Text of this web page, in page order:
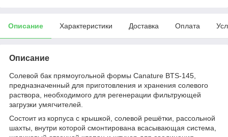
Описание Характеристики Доставка Оплата
Описание
Солевой бак прямоугольной формы Canature BTS-145,
предназначенный для приготовления и хранения солевого
раствора, необходимого для регенерации фильтрующей
загрузки умягчителей.
Состоит из корпуса с крышкой, солевой решётки, рассольной
шахты, внутри которой смонтирована всасывающая система,